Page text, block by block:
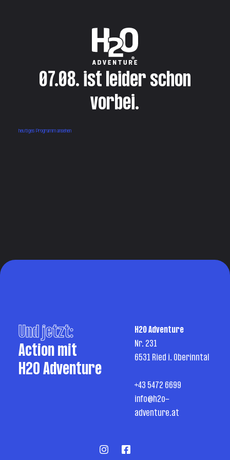
07.08. ist leider schon
vorbei.
heutiges Programm ansehen
Und jetzt:
Action mit
H2O Adventure
H2O Adventure
Nr. 231
6531 Ried i. Oberinntal
+43 5472 6699
info@h2o-
adventure.at